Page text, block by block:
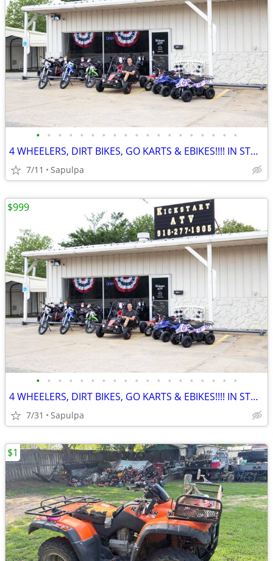
• • • • • • • • • • • • • • • • • • •
4 WHEELERS, DIRT BIKES, GO KARTS & EBIKES!!!! IN STOCK NOW!!!
7/11 Sapulpa
• • • • • • • • • • • • • • • • • • •
4 WHEELERS, DIRT BIKES, GO KARTS & EBIKES!!!! IN STOCK NOW!!!
7/31 Sapulpa
$999
$1